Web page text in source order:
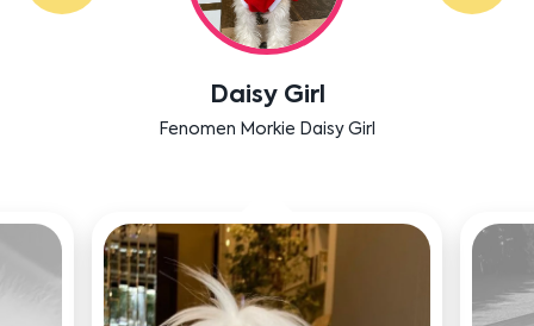
Daisy Girl
Fenomen Morkie Daisy Girl